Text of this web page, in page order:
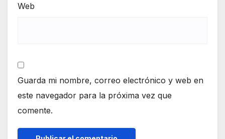
Web
Guarda mi nombre, correo electrónico y web en
este navegador para la próxima vez que
comente.